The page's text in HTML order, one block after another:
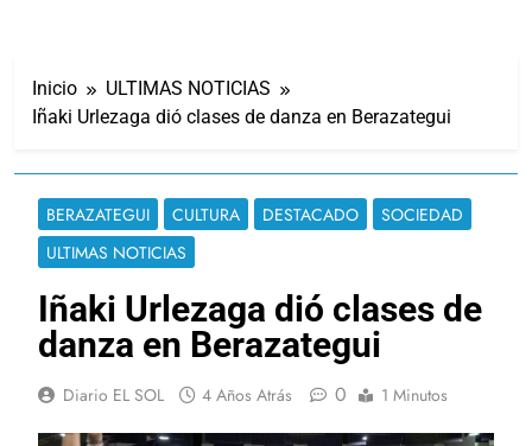
Inicio
ULTIMAS NOTICIAS
Iñaki Urlezaga dió clases de danza en Berazategui
BERAZATEGUI CULTURA DESTACADO
SOCIEDAD
ULTIMAS NOTICIAS
Iñaki Urlezaga dió clases de
danza en Berazategui
Diario EL SOL 4 Años Atrás 0 1 Minutos